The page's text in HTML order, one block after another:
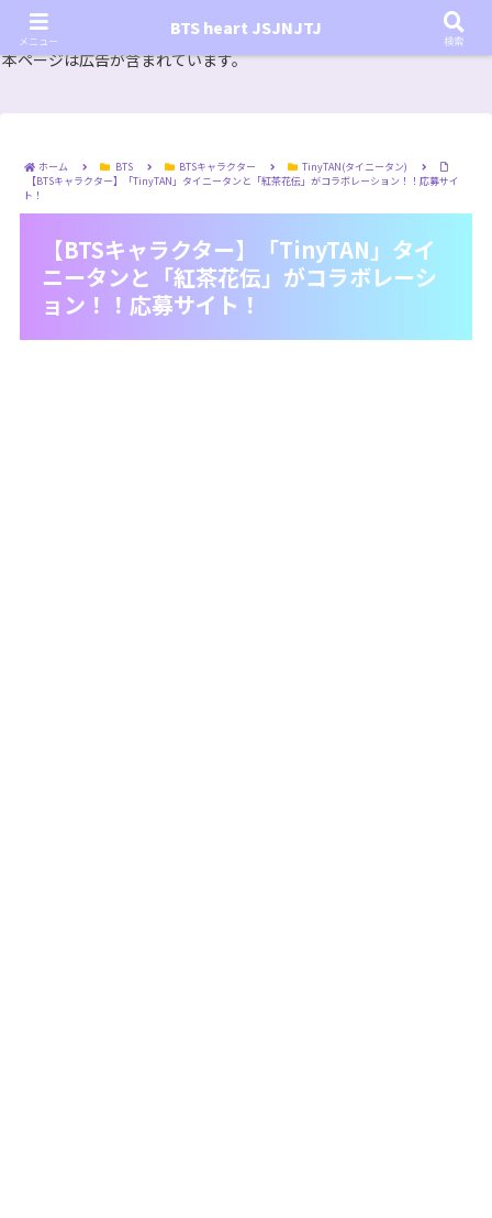
『In the SOOP BTS ver.』シーズン2放送決定！いつから始まる？インザスープの放送開始日・視聴
方法は？【In the SOOP BTS ver. Season 2】
本ページは広告が含まれています。
ホーム BTS BTSキャラクター
TinyTAN(タイニータン)
【BTSキャラクター】「TinyTAN」タイニータンと「紅茶花伝」がコラボレーション！！応募サイ
ト！
【BTSキャラクター】「TinyTAN」タイ
ニータンと「紅茶花伝」がコラボレーシ
ョン！！応募サイト！
メニュー
BTS heart JSJNJTJ
検索